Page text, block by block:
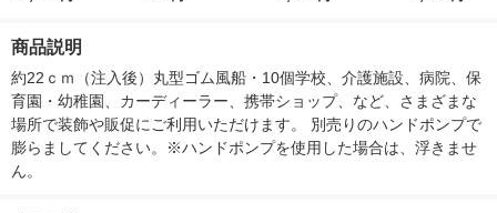
商品説明
約22ｃｍ（注入後）丸型ゴム風船・10個学校、介護施設、病院、保
育園・幼稚園、カーディーラー、携帯ショップ、など、さまざまな
場所で装飾や販促にご利用いただけます。 別売りのハンドポンプで
膨らましてください。※ハンドポンプを使用した場合は、浮きませ
ん。